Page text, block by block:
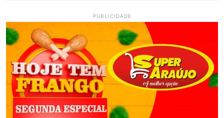
PUBLICIDADE